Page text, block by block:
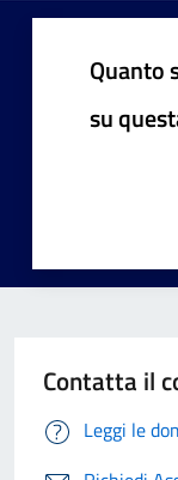
Quanto
su
Contatta il
Leggi le